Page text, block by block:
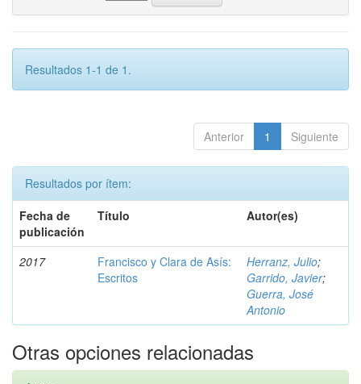
Resultados 1-1 de 1.
Anterior 1 Siguiente
Resultados por ítem:
Fecha de
publicación
Título Autor(es)
2017
Francisco y Clara de Asís:
Escritos
Herranz, Julio;
Garrido, Javier;
Guerra, José
Antonio
Otras opciones relacionadas